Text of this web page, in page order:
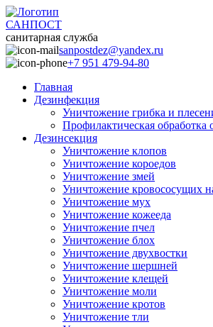
САНПОСТ
санитарная служба
sanpostdez@yandex.ru
+7 951 479-94-80
Главная
Дезинфекция
Уничтожение грибка и
Профилактическая обработка
Дезинсекция
Уничтожение клопов
Уничтожение короедов
Уничтожение змей
Уничтожение кровососущих
Уничтожение мух
Уничтожение кожееда
Уничтожение пчел
Уничтожение блох
Уничтожение двухвостки
Уничтожение шершней
Уничтожение клещей
Уничтожение моли
Уничтожение кротов
Уничтожение тли